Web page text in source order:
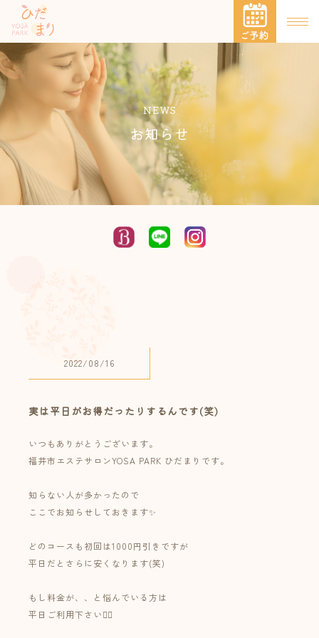
NEWS
お知らせ
2022/08/16
実は平日がお得だったりするんです(笑)
いつもありがとうございます。
福井市エステサロンYOSA PARK ひだまりです。
知らない人が多かったので
ここでお知らせしておきます✨
どのコースも初回は1000円引きですが
平日だとさらに安くなります(笑)
もし料金が、、と悩んでいる方は
平日ご利用下さい🙇‍♀️